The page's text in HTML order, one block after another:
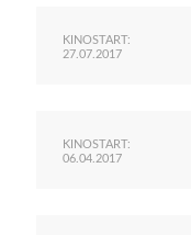
KINOSTART:
27.07.2017
KINOSTART:
06.04.2017